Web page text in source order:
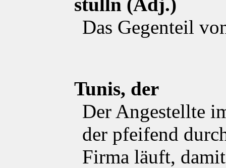
Das Gegenteil
Tunis, der
Der Angestellte
der pfeifend
Firma läuft,